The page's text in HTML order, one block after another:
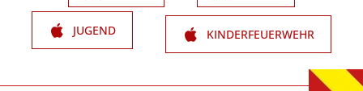
JUGEND KINDERFEUERWEHR